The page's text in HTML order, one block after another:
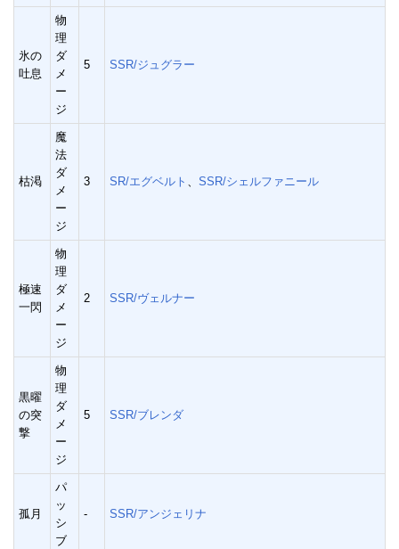
氷の
吐息
物
理
ダ
メ
ー
ジ
5 SSR/ジュグラー
枯渇
魔
法
ダ
メ
ー
ジ
3 SR/エグベルト SSR/シェルファニール
極速
一閃
物
理
ダ
メ
ー
ジ
2 SSR/ヴェルナー
黒曜
の突
撃
物
理
ダ
メ
ー
ジ
5 SSR/ブレンダ
孤月
パ
ッ
シ
ブ
- SSR/アンジェリナ